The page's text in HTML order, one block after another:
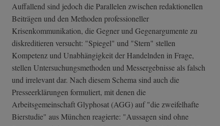
Auffallend sind jedoch die Parallelen zwischen redaktionellen
Beiträgen und den Methoden professioneller
Krisenkommunikation, die Gegner und Gegenargumente zu
diskreditieren versucht: "Spiegel" und "Stern" stellen
Kompetenz und Unabhängigkeit der Handelnden in Frage,
stellen Untersuchungsmethoden und Messergebnisse als falsch
und irrelevant dar. Nach diesem Schema sind auch die
Presseerklärungen formuliert, mit denen die
Arbeitsgemeinschaft Glyphosat (AGG) auf "die zweifelhafte
Bierstudie" aus München reagierte: "Aussagen sind ohne